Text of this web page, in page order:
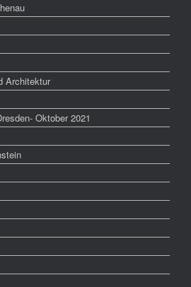
Architektur
Oktober 2021